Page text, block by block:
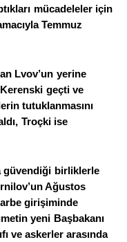
mücadeleler için
Temmuz
Lvov’un yerine
geçti ve
tutuklanmasını
Troçki ise
güvendiği birliklerle
Ağustos
girişiminde
yeni Başbakanı
ve askerler arasında